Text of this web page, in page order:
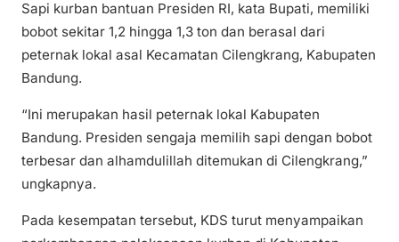
Sapi kurban bantuan Presiden RI, kata Bupati, memiliki
bobot sekitar 1,2 hingga 1,3 ton dan berasal dari
peternak lokal asal Kecamatan Cilengkrang, Kabupaten
Bandung.
“Ini merupakan hasil peternak lokal Kabupaten
Bandung. Presiden sengaja memilih sapi dengan bobot
terbesar dan alhamdulillah ditemukan di Cilengkrang,”
ungkapnya.
Pada kesempatan tersebut, KDS turut menyampaikan